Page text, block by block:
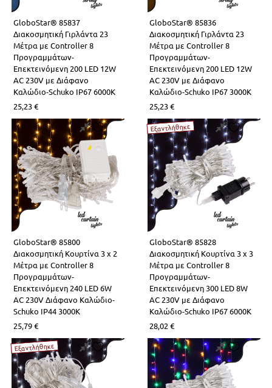
GloboStar® 85837
Διακοσμητική Γιρλάντα 23
Μέτρα με Controller 8
Προγραμμάτων-
Επεκτεινόμενη 200 LED 12W
AC 230V με Διάφανο
Καλώδιο-Schuko IP67 6000K
25,23€
GloboStar® 85836
Διακοσμητική Γιρλάντα 23
Μέτρα με Controller 8
Προγραμμάτων-
Επεκτεινόμενη 200 LED 12W
AC 230V με Διάφανο
Καλώδιο-Schuko IP67 3000K
25,23€
GloboStar® 85800
Διακοσμητική Κουρτίνα 3 x 2
Μέτρα με Controller 8
Προγραμμάτων-
Επεκτεινόμενη 240 LED 6W
AC 230V Διάφανο Καλώδιο-
Schuko IP44 3000K
25,79€
Εξαντλήθηκε
GloboStar® 85828
Διακοσμητική Κουρτίνα 3 x 3
Μέτρα με Controller 8
Προγραμμάτων-
Επεκτεινόμενη 300 LED 8W
AC 230V με Διάφανο
Καλώδιο-Schuko IP67 6000K
28,02 €
Εξαντλήθηκε